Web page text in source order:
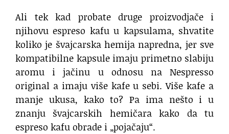
Ali tek kad probate druge proizvodjače i
njihovu espreso kafu u kapsulama, shvatite
koliko je švajcarska hemija napredna, jer sve
kompatibilne kapsule imaju primetno slabiju
aromu i jačinu u odnosu na Nespresso
original a imaju više kafe u sebi. Više kafe a
manje ukusa, kako to? Pa ima nešto i u
znanju švajcarskih hemičara kako da tu
espreso kafu obrade i „pojačaju“.